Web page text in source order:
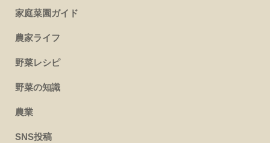
家庭菜園ガイド
農家ライフ
野菜レシピ
野菜の知識
農業
SNS投稿